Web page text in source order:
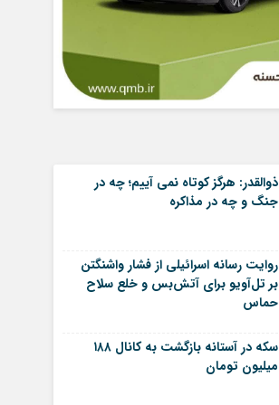
ذوالقدر: هرگز کوتاه نمی آییم؛ چه در
جنگ و چه در مذاکره
روایت رسانه اسرائیلی از فشار واشنگتن
بر تل‌آویو برای آتش‌بس و خلع سلاح
حماس
سکه در آستانه بازگشت به کانال ۱۸۸
میلیون تومان